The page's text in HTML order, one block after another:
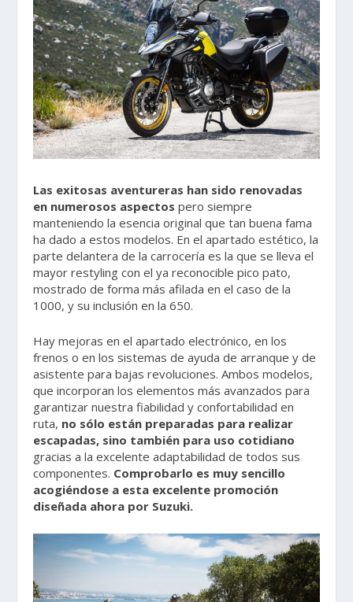
Las exitosas aventureras han sido renovadas
en numerosos aspectos pero siempre
manteniendo la esencia original que tan buena fama
ha dado a estos modelos. En el apartado estético, la
parte delantera de la carrocería es la que se lleva el
mayor restyling con el ya reconocible pico pato,
mostrado de forma más afilada en el caso de la
1000, y su inclusión en la 650.
Hay mejoras en el apartado electrónico, en los
frenos o en los sistemas de ayuda de arranque y de
asistente para bajas revoluciones. Ambos modelos,
que incorporan los elementos más avanzados para
garantizar nuestra fiabilidad y confortabilidad en
ruta, no sólo están preparadas para realizar
escapadas, sino también para uso cotidiano
gracias a la excelente adaptabilidad de todos sus
componentes. Comprobarlo es muy sencillo
acogiéndose a esta excelente promoción
diseñada ahora por Suzuki.